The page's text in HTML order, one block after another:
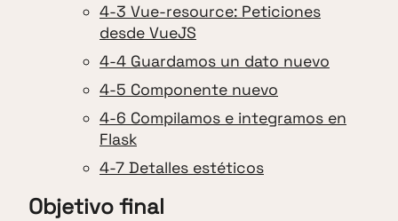
4-3 Vue-resource: Peticiones
desde VueJS
4-4 Guardamos un dato nuevo
4-5 Componente nuevo
4-6 Compilamos e integramos en
Flask
4-7 Detalles estéticos
Objetivo final